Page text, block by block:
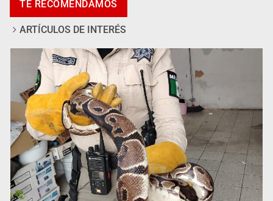
implicación en desapariciones forzadas
Detienen a tres miembros de red transnacional de
tráfico de personas
TE RECOMENDAMOS
ARTÍCULOS DE INTERÉS